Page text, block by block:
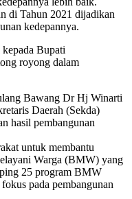
di Tahun 2021 dijadikan
kedepannya.
Bupati
royong dalam
Bawang Dr Hj Winarti
Daerah (Sekda)
hasil pembangunan
untuk membantu
Warga (BMW) yang
25 program BMW
pada pembangunan